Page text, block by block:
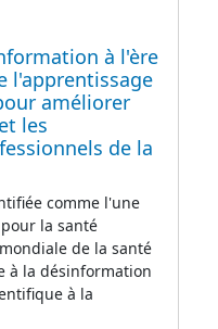
à l'ère
l'apprentissage
améliorer
les
de la
comme l'une
la santé
de la santé
à la désinformation
à la